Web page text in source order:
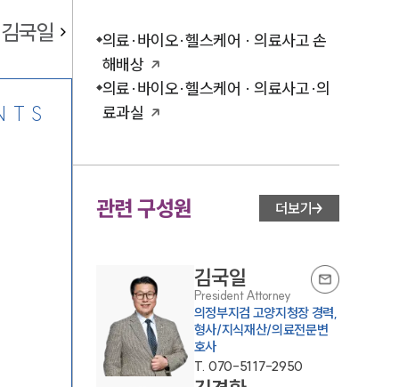
김국일
의료·바이오·헬스케어 · 의료사고 손
해배상
의료·바이오·헬스케어 · 의료사고·의
료과실
관련 구성원 더보기
김국일
President Attorney
의정부지검 고양지청장 경력,
형사/지식재산/의료전문변
호사
T. 070-5117-2950